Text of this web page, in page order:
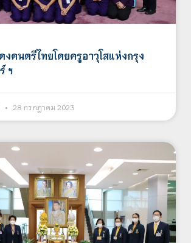
งดนตรีไทยโดยครูอาวุโสแห่งกรุง
ฯ
28 กรกฎาคม 2023